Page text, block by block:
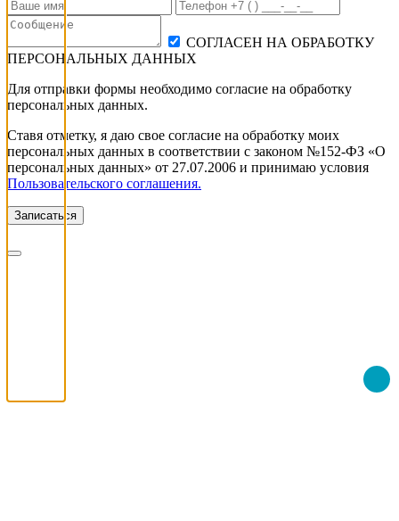
СОГЛАСЕН НА ОБРАБОТКУ
ПЕРСОНАЛЬНЫХ ДАННЫХ
Для отправки формы необходимо согласие на обработку
персональных данных.
Ставя отметку, я даю свое согласие на обработку моих
персональных данных в соответствии с законом №152-ФЗ «О
персональных данных» от 27.07.2006 и принимаю условия
Пользовательского соглашения.
Записаться